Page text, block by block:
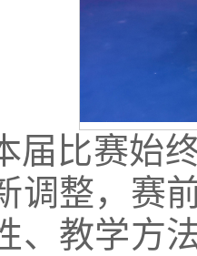
届比赛始
调整，赛
、教学方